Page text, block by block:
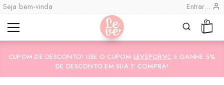
Seja bem-vinda Entrar...
Leve
você"
Lembranças
Variedades
Encadernadas
CUPOM DE DESCONTO! USE O CUPOM LEVEPORVC E GANHE 5%
DE DESCONTO EM SUA 1ª COMPRA!